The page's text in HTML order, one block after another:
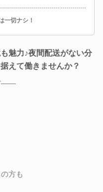
一切ナシ！
魅力♪夜間配送がない分
えて働きませんか？
――
方も